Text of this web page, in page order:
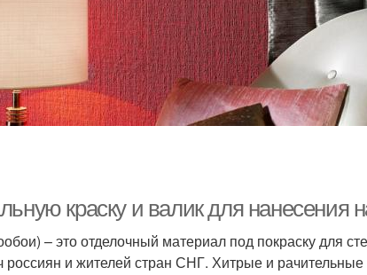
краску и валик для нанесения
– это отделочный материал под покраску для
россиян и жителей стран СНГ. Хитрые и